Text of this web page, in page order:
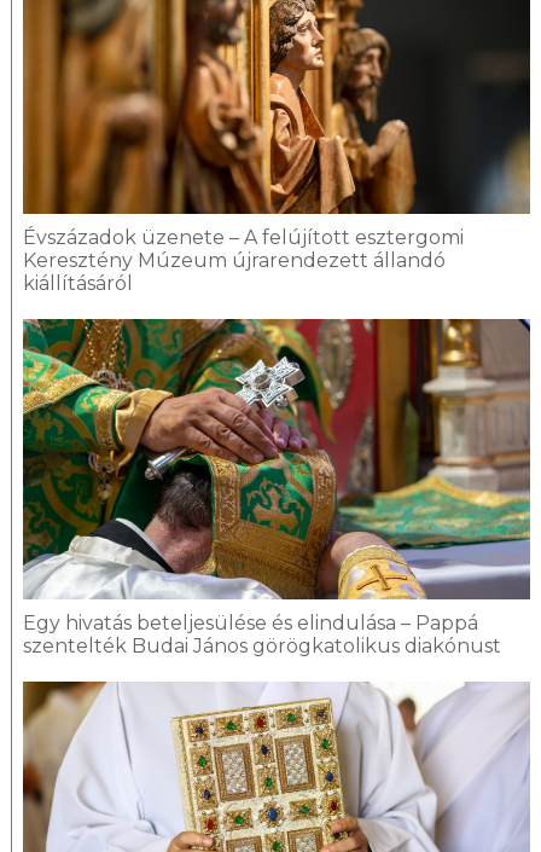
Évszázadok üzenete – A felújított esztergomi
Keresztény Múzeum újrarendezett állandó
kiállításáról
Egy hivatás beteljesülése és elindulása – Pappá
szentelték Budai János görögkatolikus diakónust